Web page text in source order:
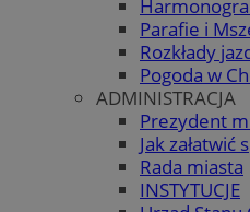
Parafie i
Rozkłady
Pogoda w
ADMINISTRACJA
Prezydent
Jak
Rada miasta
INSTYTUCJE